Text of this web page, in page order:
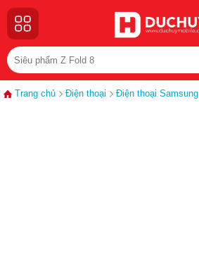
Trang chủ Điện thoại Điện thoại Samsung